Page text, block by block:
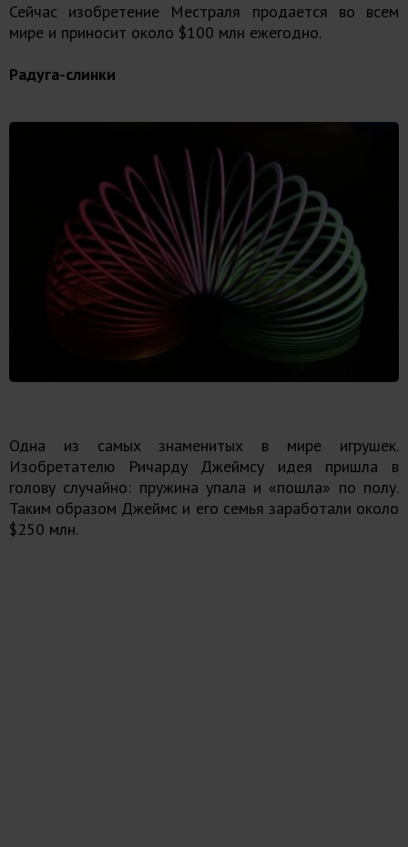
Сейчас изобретение Местраля продается во всем
мире и приносит около $100 млн ежегодно.
Радуга-слинки
Одна из самых знаменитых в мире игрушек.
Изобретателю Ричарду Джеймсу идея пришла в
голову случайно: пружина упала и «пошла» по полу.
Таким образом Джеймс и его семья заработали около
$250 млн.